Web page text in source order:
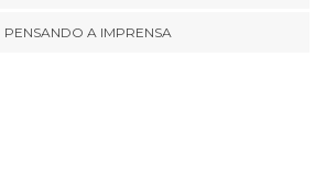
PENSANDO A IMPRENSA